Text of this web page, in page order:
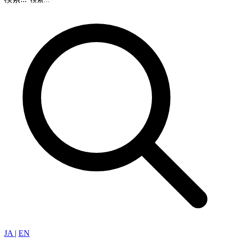
JA | EN